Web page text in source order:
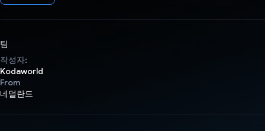
팀
작성자:
Kodaworld
From
네덜란드